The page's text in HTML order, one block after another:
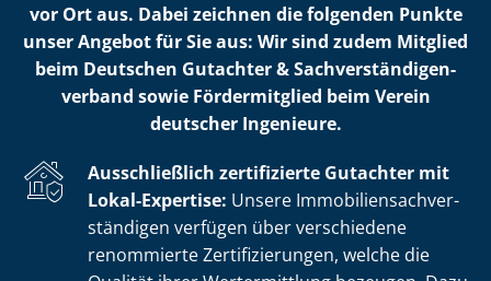
vor Ort aus. Dabei zeichnen die folgenden Punkte
unser Angebot für Sie aus: Wir sind zudem Mitglied
beim Deutschen Gutachter & Sach­ver­stän­di­gen­
ver­band sowie Fördermitglied beim Verein
deutscher Ingenieure.
Ausschließlich zertifizierte Gutachter mit
Lokal-Expertise: Unsere Im­mo­bi­li­en­sach­ver­
stän­di­gen verfügen über verschiedene
renommierte Zer­ti­fi­zie­run­gen, welche die